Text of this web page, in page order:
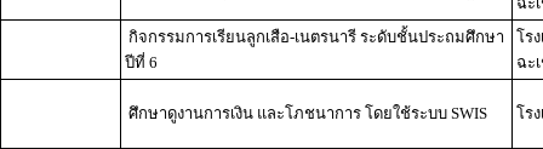
กิจกรรมการเรียนลูกเสือ-เนตรนารี ระดับชั้นประถมศึกษา
ปีที่ 6
โร
ฉะ
ศึกษาดูงานการเงิน และโภชนาการ โดยใช้ระบบ SWIS โร